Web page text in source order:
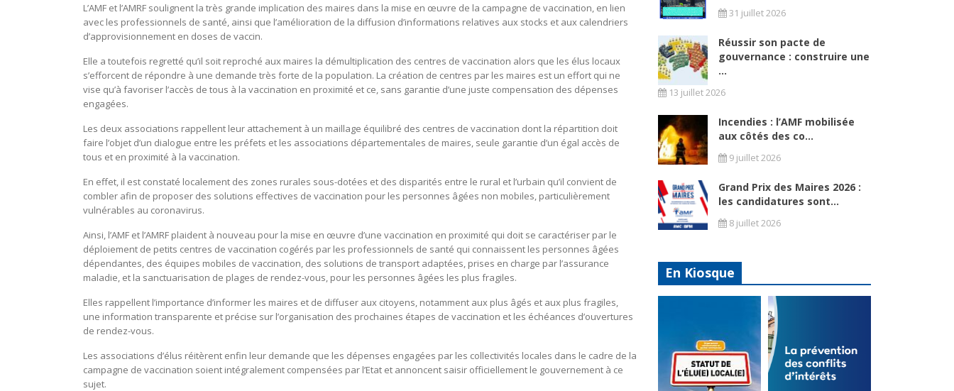
L’AMF et l’AMRF soulignent la très grande implication des maires dans la mise en œuvre de la campagne de vaccination, en lien
avec les professionnels de santé, ainsi que l’amélioration de la diffusion d’informations relatives aux stocks et aux calendriers
d’approvisionnement en doses de vaccin.
Elle a toutefois regretté qu’il soit reproché aux maires la démultiplication des centres de vaccination alors que les élus locaux
s’efforcent de répondre à une demande très forte de la population. La création de centres par les maires est un effort qui ne
vise qu’à favoriser l’accès de tous à la vaccination en proximité et ce, sans garantie d’une juste compensation des dépenses
engagées.
Les deux associations rappellent leur attachement à un maillage équilibré des centres de vaccination dont la répartition doit
faire l’objet d’un dialogue entre les préfets et les associations départementales de maires, seule garantie d’un égal accès de
tous et en proximité à la vaccination.
En effet, il est constaté localement des zones rurales sous-dotées et des disparités entre le rural et l’urbain qu’il convient de
combler afin de proposer des solutions effectives de vaccination pour les personnes âgées non mobiles, particulièrement
vulnérables au coronavirus.
Ainsi, l’AMF et l’AMRF plaident à nouveau pour la mise en œuvre d’une vaccination en proximité qui doit se caractériser par le
déploiement de petits centres de vaccination cogérés par les professionnels de santé qui connaissent les personnes âgées
dépendantes, des équipes mobiles de vaccination, des solutions de transport adaptées, prises en charge par l’assurance
maladie, et la sanctuarisation de plages de rendez-vous, pour les personnes âgées les plus fragiles.
Elles rappellent l’importance d’informer les maires et de diffuser aux citoyens, notamment aux plus âgés et aux plus fragiles,
une information transparente et précise sur l’organisation des prochaines étapes de vaccination et les échéances d’ouvertures
de rendez-vous.
Les associations d’élus réitèrent enfin leur demande que les dépenses engagées par les collectivités locales dans le cadre de la
campagne de vaccination soient intégralement compensées par l’Etat et annoncent saisir officiellement le gouvernement à ce
sujet.
31 juillet 2026
Réussir son pacte de
gouvernance : construire une
...
13 juillet 2026
Incendies : l’AMF mobilisée
aux côtés des co...
9 juillet 2026
Grand Prix des Maires 2026 :
les candidatures sont...
8 juillet 2026
En Kiosque